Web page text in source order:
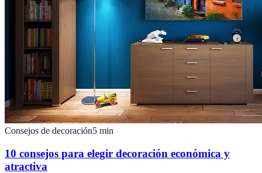
Consejos de decoración5 min
10 consejos para elegir decoración económica y
atractiva